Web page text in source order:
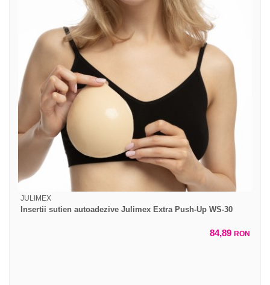
JULIMEX
Insertii sutien autoadezive Julimex Extra Push-Up WS-30
84,89 RON